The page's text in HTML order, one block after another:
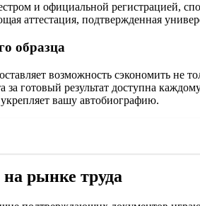
и официальной регистрацией,
аттестация, подтвержденная
образца
возможность сэкономить не
готовый результат доступна
вашу автобиографию.
рынке труда